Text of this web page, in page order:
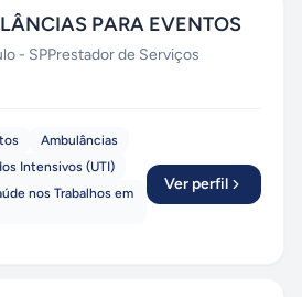
PARA EVENTOS
- SPPrestador de Serviços
Ambulâncias
Intensivos (UTI)
nos Trabalhos em
Ver perfil